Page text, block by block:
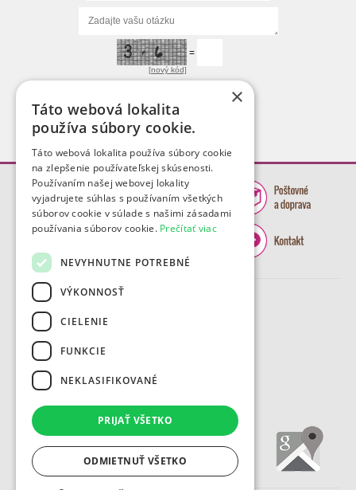
[nový kód]
=
×
Táto webová lokalita
používa súbory cookie.
Táto webová lokalita používa súbory cookie
na zlepšenie používateľskej skúsenosti.
Používaním našej webovej lokality
vyjadrujete súhlas s používaním všetkých
súborov cookie v súlade s našimi zásadami
používania súborov cookie. Prečítať viac
NEVYHNUTNE POTREBNÉ
VÝKONNOSŤ
CIELENIE
FUNKCIE
NEKLASIFIKOVANÉ
PRIJAŤ VŠETKO
ODMIETNUŤ VŠETKO